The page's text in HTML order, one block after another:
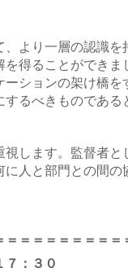
より一層の認識
得ることができ
ションの架け橋
るべきものである
します。監督者
人と部門との間
＝＝＝＝＝＝＝
７：３０